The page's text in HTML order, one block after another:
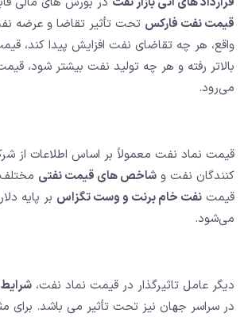
قیمت نفت فارکس تحت تأثیر تقاضا و عرضه
واقع، هر چه تقاضای نفت افزایش پیدا کند،
بالاتر رفته و هر چه تولید نفت بیشتر شود،
می‌رود.
قیمت نماد نفت معمولاً بر اساس اطلاعات از
کنندگان نفت و شاخص های قیمت نفتی
قیمت نفت خام برنت و وست تگزاس بر پایه
می‌شود.
دیگر عامل تاثیرگذار در قیمت نماد نفت،
در سراسر جهان نیز تحت تأثیر می باشد. برای